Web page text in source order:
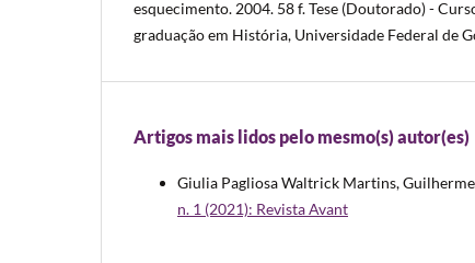
esquecimento. 2004. 58 f. Tese (Doutorado) -
graduação em História, Universidade Federal de
Artigos mais lidos pelo mesmo(s) autor(es)
Giulia Pagliosa Waltrick Martins,
n. 1 (2021): Revista Avant